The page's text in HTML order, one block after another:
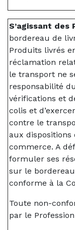
S’agissant des
bordereau de
Produits livrés
réclamation
le transport ne
responsabilité
vérifications et
colis et
contre le
aux dispositions
commerce. A
formuler ses
sur le
conforme à la
Toute non-
par le